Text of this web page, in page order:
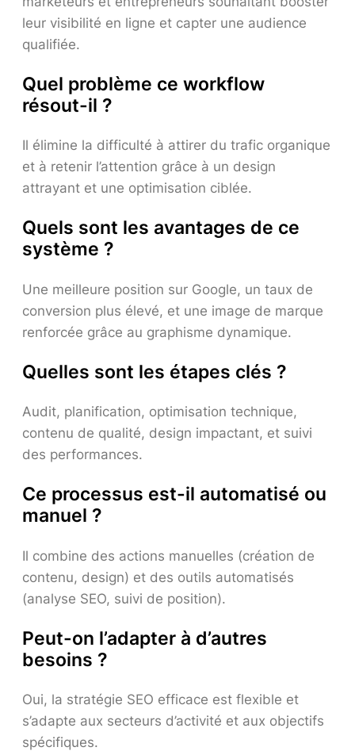
leur visibilité en ligne et capter une audience
qualifiée.
Quel problème ce workflow
résout-il ?
Il élimine la difficulté à attirer du trafic organique
et à retenir l’attention grâce à un design
attrayant et une optimisation ciblée.
Quels sont les avantages de ce
système ?
Une meilleure position sur Google, un taux de
conversion plus élevé, et une image de marque
renforcée grâce au graphisme dynamique.
Quelles sont les étapes clés ?
Audit, planification, optimisation technique,
contenu de qualité, design impactant, et suivi
des performances.
Ce processus est-il automatisé ou
manuel ?
Il combine des actions manuelles (création de
contenu, design) et des outils automatisés
(analyse SEO, suivi de position).
Peut-on l’adapter à d’autres
besoins ?
Oui, la stratégie SEO efficace est flexible et
s’adapte aux secteurs d’activité et aux objectifs
spécifiques.